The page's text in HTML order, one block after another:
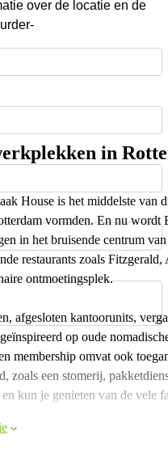
over de locatie en de
in
House is het middelste van
vormden. En nu wordt
in het bruisende centrum
restaurants zoals
ontmoetingsplek.
afgesloten kantoorunits,
op oude
membership omvat ook
zoals een stomerij,
kun je genieten van de vele